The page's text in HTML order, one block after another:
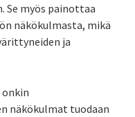
Se myös painottaa
näkökulmasta, mikä
ja
onkin
näkökulmat tuodaan